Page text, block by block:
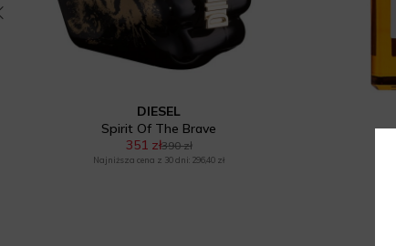
DIESEL
Spirit Of The Brave
351 zł390 zł
Najniższa cena z 30 dni: 296,40 zł